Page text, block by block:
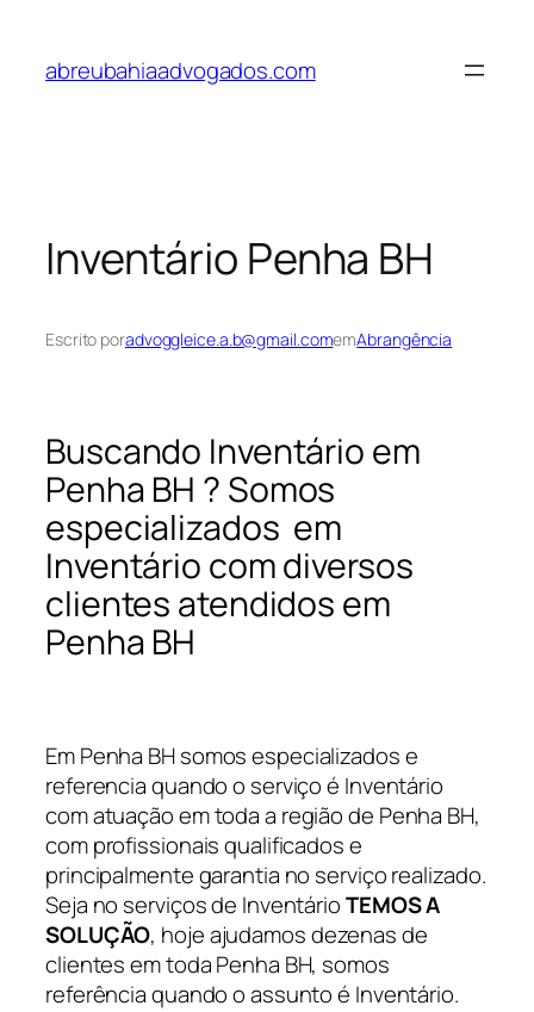
abreubahiaadvogados.com
Inventário Penha BH
Escrito poradvoggleice.a.b@gmail.comemAbrangência
Buscando Inventário em
Penha BH ? Somos
especializados em
Inventário com diversos
clientes atendidos em
Penha BH
Em Penha BH somos especializados e
referencia quando o serviço é Inventário
com atuação em toda a região de Penha BH,
com profissionais qualificados e
principalmente garantia no serviço realizado.
Seja no serviços de InventárioTEMOS A
SOLUÇÃO, hoje ajudamos dezenas de
clientes em toda Penha BH, somos
referência quando o assunto é Inventário.